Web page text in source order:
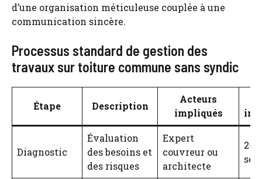
d’une organisation méticuleuse couplée à une
communication sincère.
Processus standard de gestion des
travaux sur toiture commune sans syndic
Étape Description
Acteurs
impliqués
Diagnostic
Évaluation
des besoins et
des risques
Expert
couvreur ou
architecte
2-3